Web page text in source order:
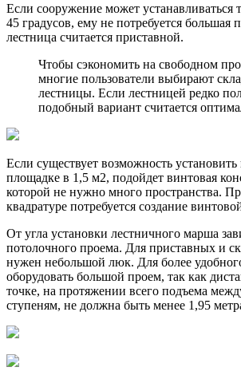
Если сооружение может устанавливаться
45 градусов, ему не потребуется большая
лестница считается приставной.
Чтобы сэкономить на свободном
многие пользователи выбирают
лестницы. Если лестницей редко
подобный вариант считается
Если существует возможность
площадке в 1,5 м2, подойдет винтовая
которой не нужно много пространства.
квадратуре потребуется создание
От угла установки лестничного марша
потолочного проема. Для приставных и
нужен небольшой люк. Для более
оборудовать большой проем, так как
точке, на протяжении всего подъема
ступеням, не должна быть менее 1,95